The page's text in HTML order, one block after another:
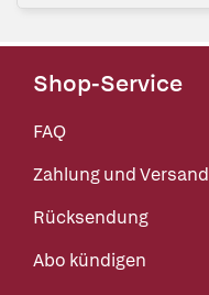
Shop-Service
FAQ
Zahlung und Versand
Rücksendung
Abo kündigen